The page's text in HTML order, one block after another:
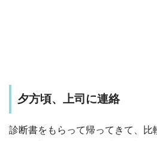
夕方頃、上司に連絡
診断書をもらって帰ってきて、比